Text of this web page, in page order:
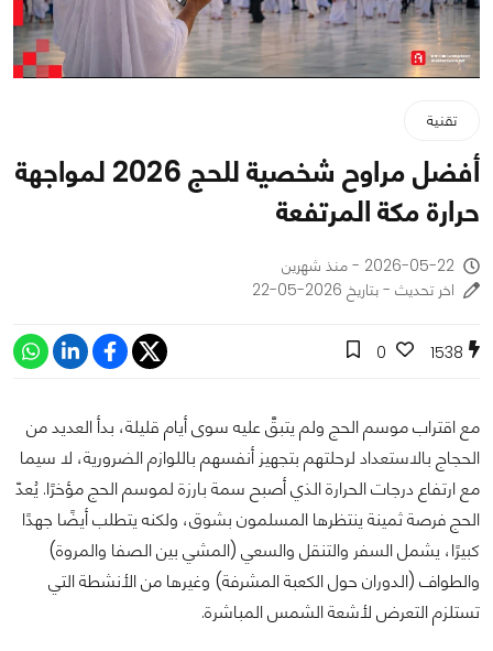
تقنية
أفضل مراوح شخصية للحج 2026 لمواجهة
حرارة مكة المرتفعة
2026-05-22 - منذ شهرين
اخر تحديث - بتاريخ 2026-05-22
1538
0
مع اقتراب موسم الحج ولم يتبقَّ عليه سوى أيام قليلة، بدأ العديد من
الحجاج بالاستعداد لرحلتهم بتجهيز أنفسهم باللوازم الضرورية، لا سيما
مع ارتفاع درجات الحرارة الذي أصبح سمة بارزة لموسم الحج مؤخرًا. يُعدّ
الحج فرصة ثمينة ينتظرها المسلمون بشوق، ولكنه يتطلب أيضًا جهدًا
كبيرًا، يشمل السفر والتنقل والسعي (المشي بين الصفا والمروة)
والطواف (الدوران حول الكعبة المشرفة) وغيرها من الأنشطة التي
تستلزم التعرض لأشعة الشمس المباشرة.